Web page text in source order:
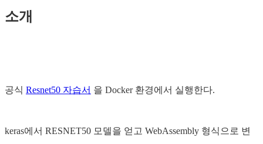
소개
공식 Resnet50 자습서 을 Docker 환경에서 실행한다.
keras에서 RESNET50 모델을 얻고 WebAssembly 형식으로 변